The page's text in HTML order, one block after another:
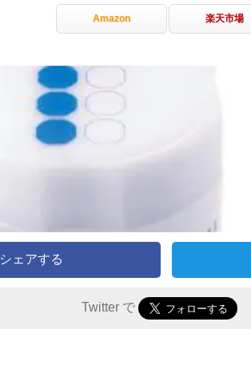
Amazon 楽天市場
シェアする
Twitter で